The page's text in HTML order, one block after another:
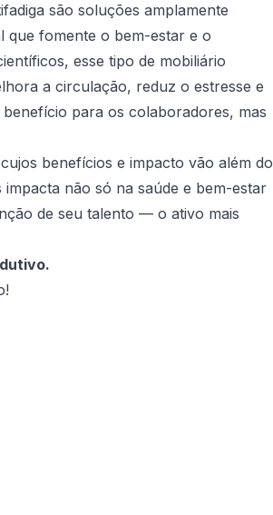
são soluções amplamente
que fomente o bem-estar e o
esse tipo de mobiliário
a circulação, reduz o estresse e
para os colaboradores, mas
benefícios e impacto vão além do
não só na saúde e bem-estar
de seu talento — o ativo mais